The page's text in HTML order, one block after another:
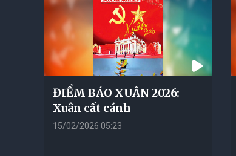
ĐIỂM BÁO XUÂN 2026:
Xuân cất cánh
15/02/2026 05:23